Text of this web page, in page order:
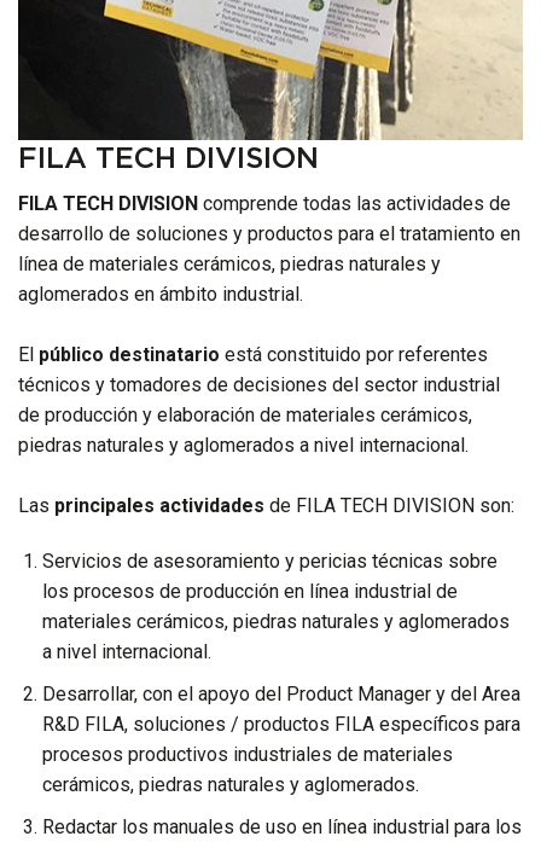
FILA TECH DIVISION
FILA TECH DIVISION comprende todas las actividades de
desarrollo de soluciones y productos para el tratamiento en
línea de materiales cerámicos, piedras naturales y
aglomerados en ámbito industrial.
El público destinatario está constituido por referentes
técnicos y tomadores de decisiones del sector industrial
de producción y elaboración de materiales cerámicos,
piedras naturales y aglomerados a nivel internacional.
Las principales actividades de FILA TECH DIVISION son:
Servicios de asesoramiento y pericias técnicas sobre
los procesos de producción en línea industrial de
materiales cerámicos, piedras naturales y aglomerados
a nivel internacional.
Desarrollar, con el apoyo del Product Manager y del Area
R&D FILA, soluciones / productos FILA específicos para
procesos productivos industriales de materiales
cerámicos, piedras naturales y aglomerados.
Redactar los manuales de uso en línea industrial para los